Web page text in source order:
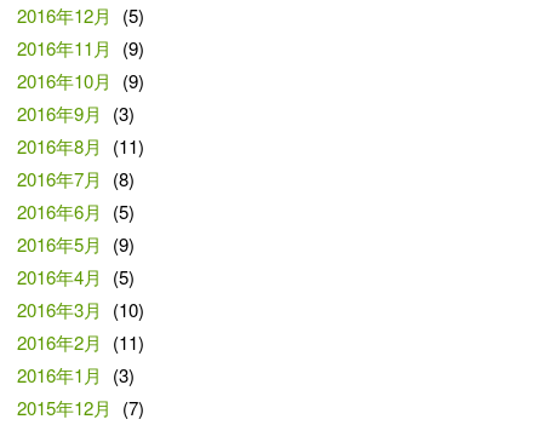
2016年12月
(5)
2016年11月
(9)
2016年10月
(9)
2016年9月
(3)
2016年8月
(11)
2016年7月
(8)
2016年6月
(5)
2016年5月
(9)
2016年4月
(5)
2016年3月
(10)
2016年2月
(11)
2016年1月
(3)
2015年12月
(7)